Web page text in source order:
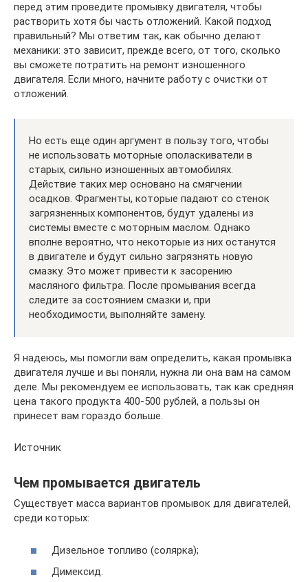
перед этим проведите промывку двигателя, чтобы
растворить хотя бы часть отложений. Какой подход
правильный? Мы ответим так, как обычно делают
механики: это зависит, прежде всего, от того, сколько
вы сможете потратить на ремонт изношенного
двигателя. Если много, начните работу с очистки от
отложений.
Но есть еще один аргумент в пользу того, чтобы
не использовать моторные ополаскиватели в
старых, сильно изношенных автомобилях.
Действие таких мер основано на смягчении
осадков. Фрагменты, которые падают со стенок
загрязненных компонентов, будут удалены из
системы вместе с моторным маслом. Однако
вполне вероятно, что некоторые из них останутся
в двигателе и будут сильно загрязнять новую
смазку. Это может привести к засорению
масляного фильтра. После промывания всегда
следите за состоянием смазки и, при
необходимости, выполняйте замену.
Я надеюсь, мы помогли вам определить, какая промывка
двигателя лучше и вы поняли, нужна ли она вам на самом
деле. Мы рекомендуем ее использовать, так как средняя
цена такого продукта 400-500 рублей, а пользы он
принесет вам гораздо больше.
Источник
Чем промывается двигатель
Существует масса вариантов промывок для двигателей,
среди которых:
Дизельное топливо (солярка);
Димексид.